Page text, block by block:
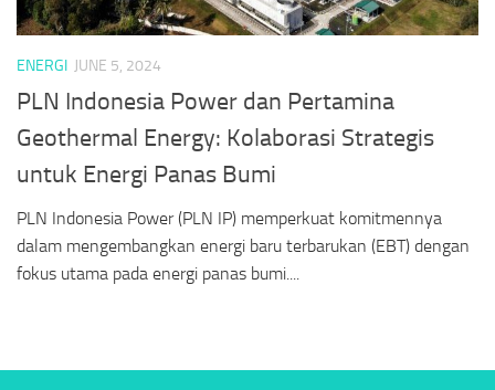
ENERGI JUNE 5, 2024
PLN Indonesia Power dan Pertamina
Geothermal Energy: Kolaborasi Strategis
untuk Energi Panas Bumi
PLN Indonesia Power (PLN IP) memperkuat komitmennya
dalam mengembangkan energi baru terbarukan (EBT) dengan
fokus utama pada energi panas bumi....